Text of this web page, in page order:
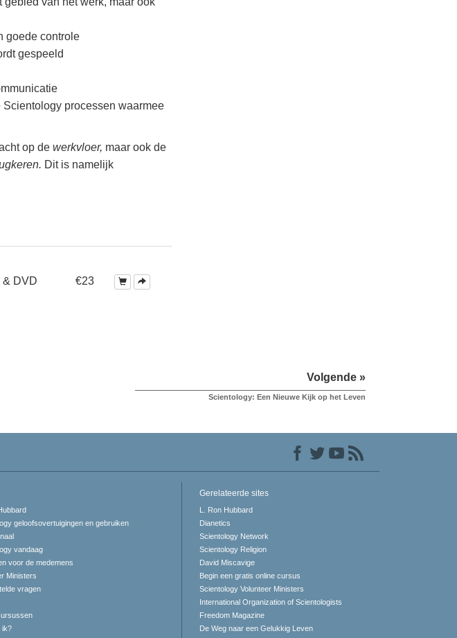
goede controle
gespeeld
processen waarmee
op de werkvloer, maar ook de
Dit is namelijk
& DVD €23
Volgende »
Scientology: Een Nieuwe Kijk op het Leven
geloofsovertuigingen en gebruiken
vandaag
voor de medemens
Ministers
vragen
ik?
Gerelateerde sites
L. Ron Hubbard
Dianetics
Scientology Network
Scientology Religion
David Miscavige
Begin een gratis online cursus
Scientology Volunteer Ministers
International Organization of Scientologists
Freedom Magazine
De Weg naar een Gelukkig Leven